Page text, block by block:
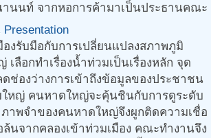
นนท์ จากหอการค้ามาเป็นประธานคณะ
องรับมือกับการเปลี่ยนแปลงสภาพภูมิ
เลือกทำเรื่องน้ำท่วมเป็นเรื่องหลัก จุด
ช่องว่างการเข้าถึงข้อมูลของประชาชน
ใหญ่ คนหาดใหญ่จะคุ้นชินกับการดูระดับ
ภาพจำของคนหาดใหญ่จึงผูกติดความเชื่อ
นจากคลองเข้าท่วมเมือง คณะทำงานจึง